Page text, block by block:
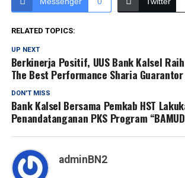
RELATED TOPICS:
UP NEXT
Berkinerja Positif, UUS Bank Kalsel
The Best Performance Sharia
DON'T MISS
Bank Kalsel Bersama Pemkab HST
Penandatanganan PKS Program
adminBN2